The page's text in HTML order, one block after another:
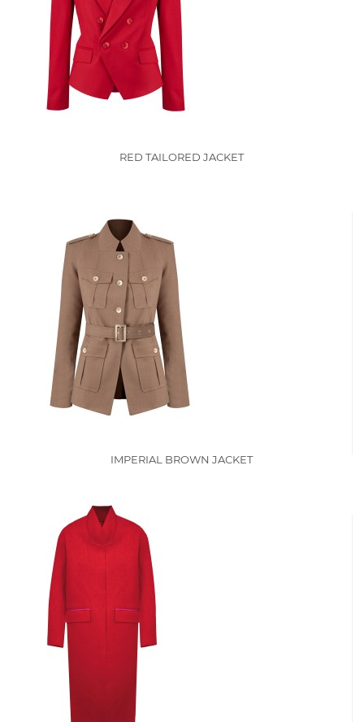
RED TAILORED JACKET
IMPERIAL BROWN JACKET